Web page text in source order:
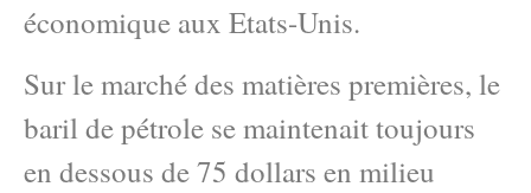
économique aux Etats-Unis.
Sur le marché des matières premières, le
baril de pétrole se maintenait toujours
en dessous de 75 dollars en milieu